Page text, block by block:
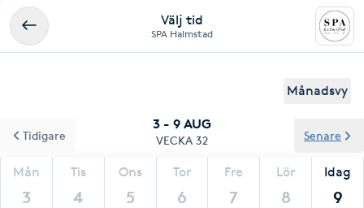
Välj tid
SPA Halmstad
Månadsvy
3 - 9 AUG
VECKA 32
Mån
3
Tis
4
Ons
5
Tor
6
Fre
7
Lör
8
Idag
9
Tidigare Senare